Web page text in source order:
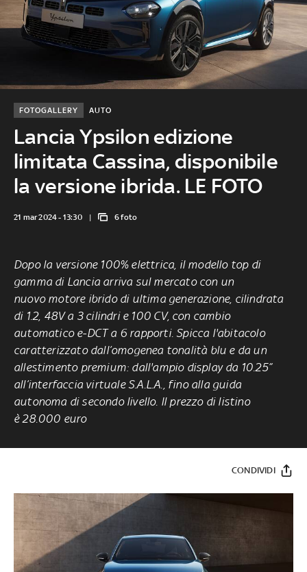
Lancia Ypsilon edizione
limitata Cassina, disponibile
la versione ibrida. LE FOTO
AUTO
FOTOGALLERY
21 mar 2024 - 13:30 6 foto
Dopo la versione 100% elettrica, il modello top di
gamma di Lancia arriva sul mercato con un
nuovo motore ibrido di ultima generazione, cilindrata
di 1.2, 48V a 3 cilindri e 100 CV, con cambio
automatico e-DCT a 6 rapporti. Spicca l'abitacolo
caratterizzato dall’omogenea tonalità blu e da un
allestimento premium: dall'ampio display da 10.25”
all’interfaccia virtuale S.A.L.A., fino alla guida
autonoma di secondo livello. Il prezzo di listino
è 28.000 euro
CONDIVIDI